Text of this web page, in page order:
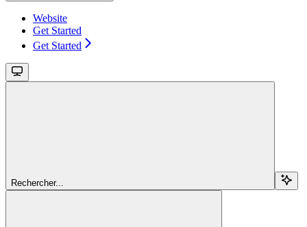
Website
Get Started
Get Started
Rechercher...